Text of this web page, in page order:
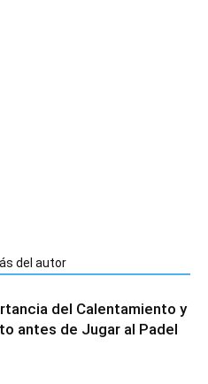
del autor
del Calentamiento y
antes de Jugar al Padel